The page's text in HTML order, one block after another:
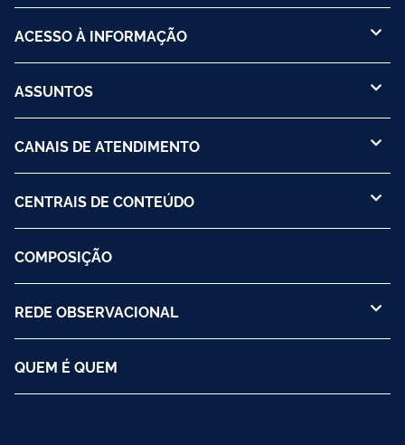
ACESSO À INFORMAÇÃO
ASSUNTOS
CANAIS DE ATENDIMENTO
CENTRAIS DE CONTEÚDO
COMPOSIÇÃO
REDE OBSERVACIONAL
QUEM É QUEM